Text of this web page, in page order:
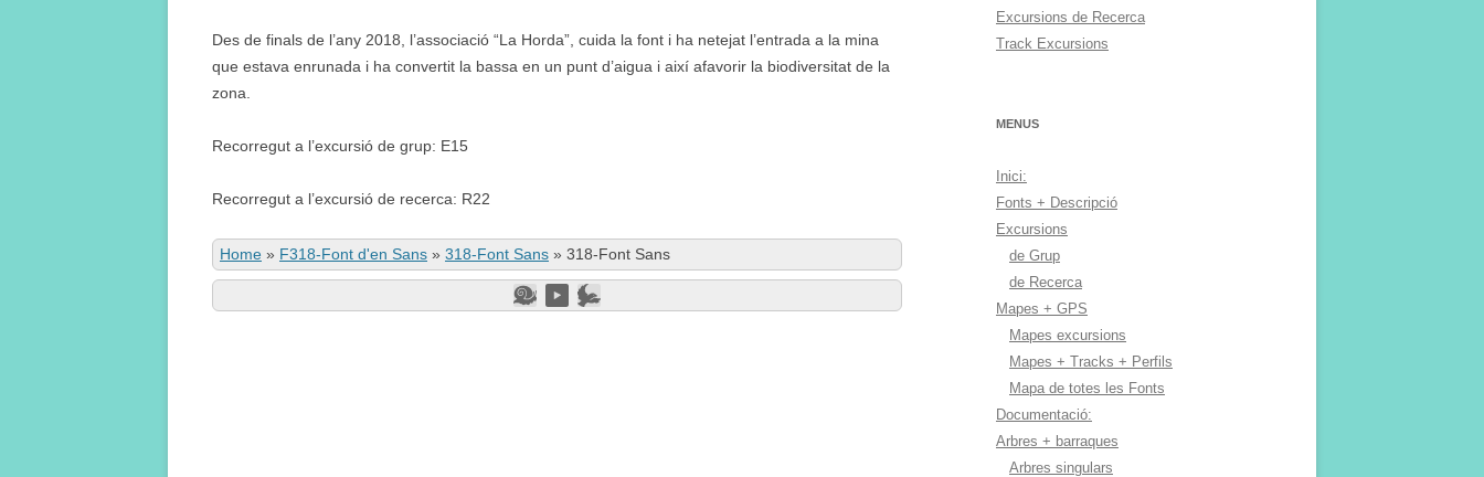
Des de finals de l’any 2018, l’associació “La Horda”, cuida la font i ha netejat l’entrada a la mina
que estava enrunada i ha convertit la bassa en un punt d’aigua i així afavorir la biodiversitat de la
zona.
Recorregut a l’excursió de grup: E15
Recorregut a l’excursió de recerca: R22
Home » F318-Font d'en Sans » 318-Font Sans » 318-Font Sans
Excursions de Recerca
Track Excursions
MENUS
Inici:
Fonts + Descripció
Excursions
de Grup
de Recerca
Mapes + GPS
Mapes excursions
Mapes + Tracks + Perfils
Mapa de totes les Fonts
Documentació:
Arbres + barraques
Arbres singulars